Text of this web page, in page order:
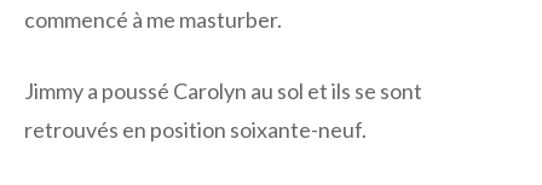
commencé à me masturber.
Jimmy a poussé Carolyn au sol et ils se sont
retrouvés en position soixante-neuf.